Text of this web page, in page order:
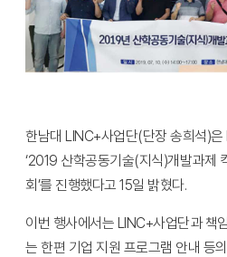
한남대 LINC+사업단(단장 송희석)
‘2019 산학공동기술(지식)개발과제
회’를 진행했다고 15일 밝혔다.
이번 행사에서는 LINC+사업단과 책
는 한편 기업 지원 프로그램 안내 등